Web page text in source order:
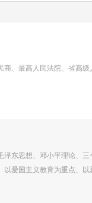
、最高人民法院、省高
东思想、邓小平理论、
以爱国主义教育为重点、